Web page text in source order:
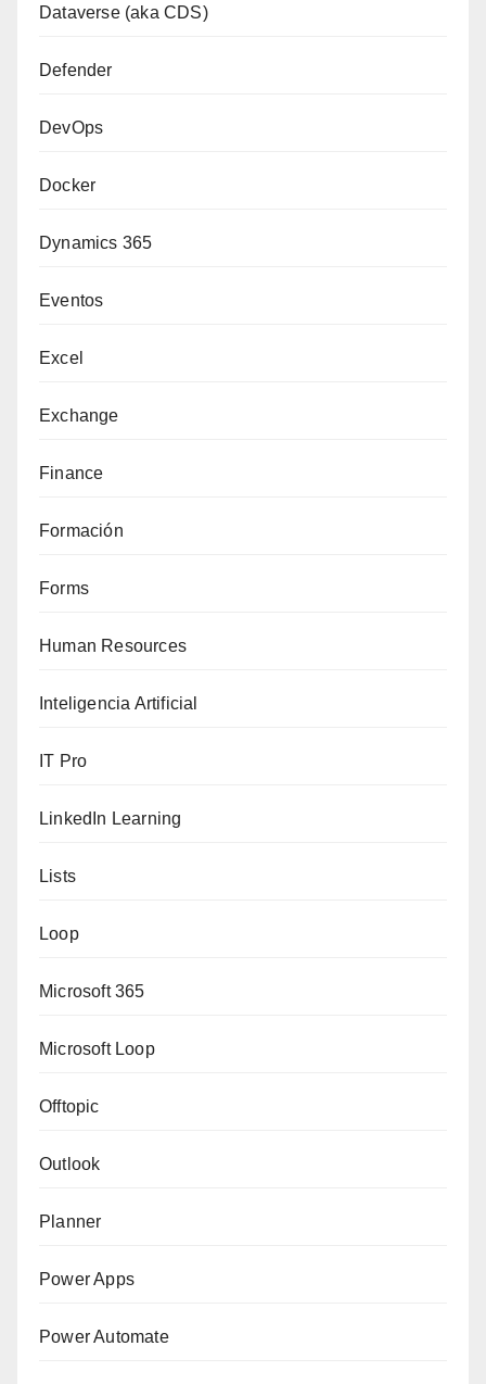
Dataverse (aka CDS)
Defender
DevOps
Docker
Dynamics 365
Eventos
Excel
Exchange
Finance
Formación
Forms
Human Resources
Inteligencia Artificial
IT Pro
LinkedIn Learning
Lists
Loop
Microsoft 365
Microsoft Loop
Offtopic
Outlook
Planner
Power Apps
Power Automate